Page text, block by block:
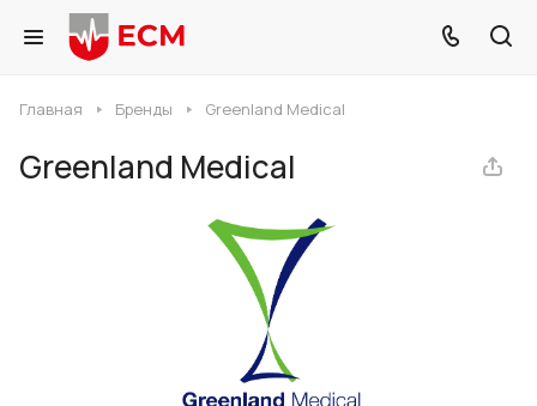
Главная Бренды Greenland Medical
Greenland Medical